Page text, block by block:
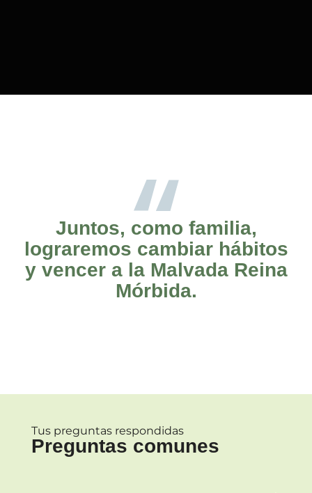
Juntos, como familia,
lograremos cambiar hábitos
y vencer a la Malvada Reina
Mórbida.
Tus preguntas respondidas
Preguntas comunes